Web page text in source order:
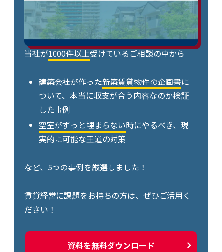
当社が1000件以上受けているご相談の中から
建築会社が作った新築賃貸物件の企画書に
ついて、本当に収支が合う内容なのか検証
した事例
空室がずっと埋まらない時にやるべき、現
実的に可能な王道の対策
など、5つの事例を厳選しました！
賃貸経営に課題をお持ちの方は、ぜひご活用く
ださい！
資料を無料ダウンロード